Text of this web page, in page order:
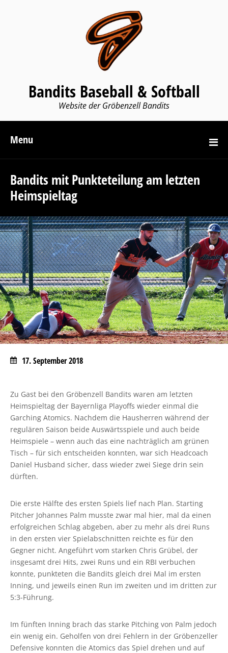
Bandits Baseball & Softball
Website der Gröbenzell Bandits
Menu
Bandits mit Punkteteilung am letzten
Heimspieltag
17. September 2018
Zu Gast bei den Gröbenzell Bandits waren am letzten
Heimspieltag der Bayernliga Playoffs wieder einmal die
Garching Atomics. Nachdem die Hausherren während der
regulären Saison beide Auswärtsspiele und auch beide
Heimspiele – wenn auch das eine nachträglich am grünen
Tisch – für sich entscheiden konnten, war sich Headcoach
Daniel Husband sicher, dass wieder zwei Siege drin sein
dürften.
Die erste Hälfte des ersten Spiels lief nach Plan. Starting
Pitcher Johannes Palm musste zwar mal hier, mal da einen
erfolgreichen Schlag abgeben, aber zu mehr als drei Runs
in den ersten vier Spielabschnitten reichte es für den
Gegner nicht. Angeführt vom starken Chris Grübel, der
insgesamt drei Hits, zwei Runs und ein RBI verbuchen
konnte, punkteten die Bandits gleich drei Mal im ersten
Inning, und jeweils einen Run im zweiten und im dritten zur
5:3-Führung.
Im fünften Inning brach das starke Pitching von Palm jedoch
ein wenig ein. Geholfen von drei Fehlern in der Gröbenzeller
Defensive konnten die Atomics das Spiel drehen und auf